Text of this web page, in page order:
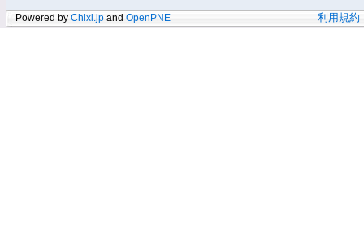
Powered by Chixi.jp and OpenPNE 利用規約